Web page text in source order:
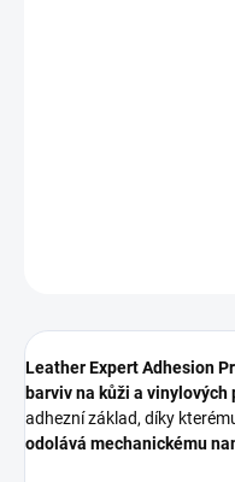
Leather Expert Adhesion
barviv na kůži a vinylových
adhezní základ, díky
odolává mechanickému